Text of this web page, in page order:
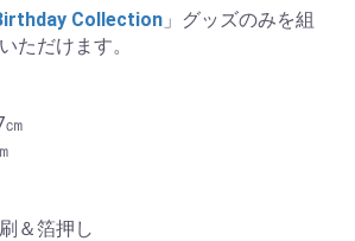
Collection 」グッズのみを組
ただけます。
㎝
＆箔押し